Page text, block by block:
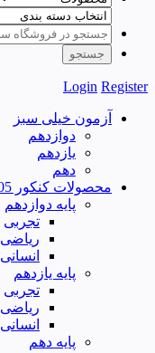
Login Register
آزمون خیلی سبز
دوازدهم
یازدهم
دهم
محصولات کنکور 1405
پایه دوازدهم
تجربی
ریاضی
انسانی
پایه یازدهم
تجربی
ریاضی
انسانی
پایه دهم